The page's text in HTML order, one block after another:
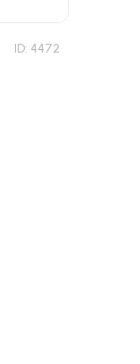
ID: 4472